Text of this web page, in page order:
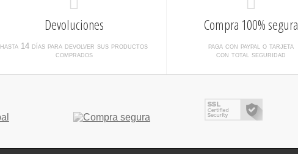
Devoluciones
hasta 14 días para devolver sus productos
comprados
Compra 100% segura
paga con paypal o tarjeta
con total seguridad